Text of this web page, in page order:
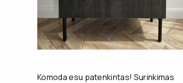
Komoda esu patenkintas! Surinkimas